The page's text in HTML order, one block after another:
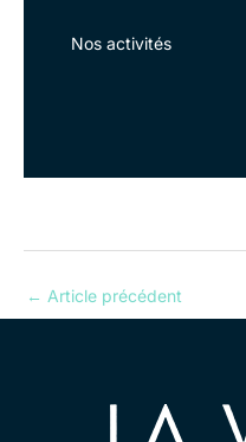
Nos activités
← Article précédent